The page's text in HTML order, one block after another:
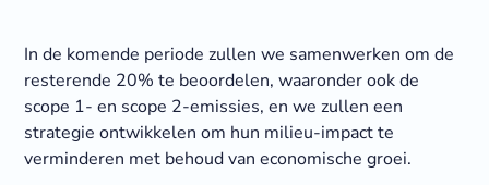
In de komende periode zullen we samenwerken om de
resterende 20% te beoordelen, waaronder ook de
scope 1- en scope 2-emissies, en we zullen een
strategie ontwikkelen om hun milieu-impact te
verminderen met behoud van economische groei.